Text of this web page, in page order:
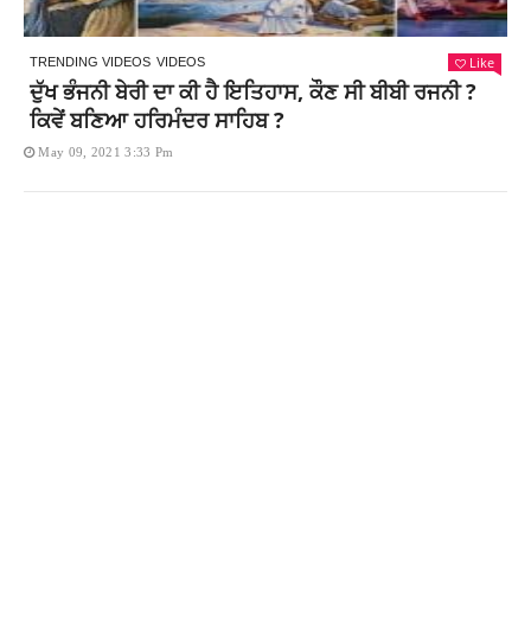
TRENDING VIDEOS VIDEOS Like
ਦੁੱਖ ਭੰਜਨੀ ਬੇਰੀ ਦਾ ਕੀ ਹੈ ਇਤਿਹਾਸ, ਕੌਣ ਸੀ ਬੀਬੀ ਰਜਨੀ ?
ਕਿਵੇਂ ਬਣਿਆ ਹਰਿਮੰਦਰ ਸਾਹਿਬ ?
May 09, 2021 3:33 Pm